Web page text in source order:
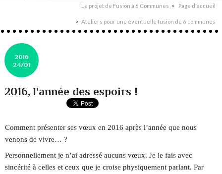
Le projet de Fusion à 6 Communes Page d'accueil
Ateliers pour une éventuelle fusion de 6 communes
2016
24/01
2016, l'année des espoirs !
Comment présenter ses vœux en 2016 après l’année que nous
venons de vivre… ?
Personnellement je n’ai adressé aucuns vœux. Je le fais avec
sincérité à celles et ceux que je croise physiquement parlant. Par